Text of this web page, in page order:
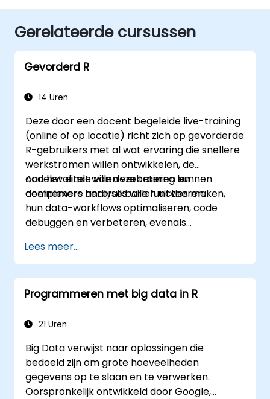
Gerelateerde cursussen
Gevorderd R
14 Uren
Deze door een docent begeleide live-training
(online of op locatie) richt zich op gevorderde
R-gebruikers met al wat ervaring die snellere
werkstromen willen ontwikkelen, de
codekwaliteit willen verbeteren en
complexere analyses willen uitvoeren.
Aan het einde van deze training kunnen
deelnemers herbruikbare functies maken,
hun data-workflows optimaliseren, code
debuggen en verbeteren, evenals
Lees meer...
Programmeren met big data in R
21 Uren
Big Data verwijst naar oplossingen die
bedoeld zijn om grote hoeveelheden
gegevens op te slaan en te verwerken.
Oorspronkelijk ontwikkeld door Google,